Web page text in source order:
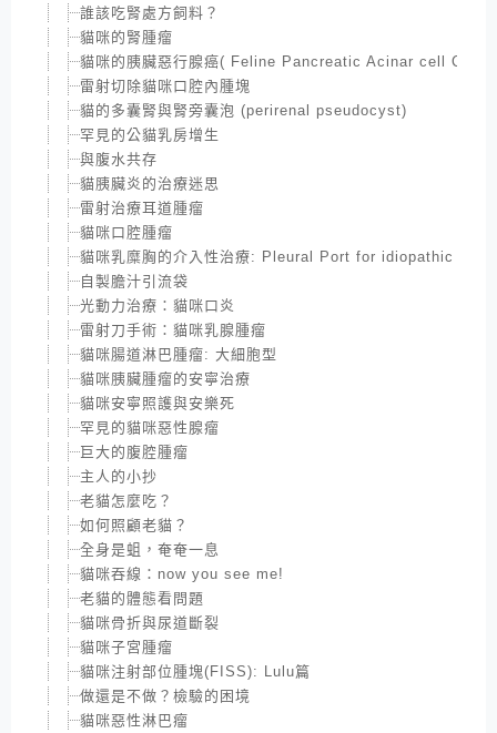
誰該吃腎處方飼料？
貓咪的腎腫瘤
貓咪的胰臟惡行腺癌( Feline Pancreatic Acinar cell
雷射切除貓咪口腔內腫塊
貓的多囊腎與腎旁囊泡 (perirenal pseudocyst)
罕見的公貓乳房增生
與腹水共存
貓胰臟炎的治療迷思
雷射治療耳道腫瘤
貓咪口腔腫瘤
貓咪乳糜胸的介入性治療: Pleural Port for idiopathic
自製膽汁引流袋
光動力治療：貓咪口炎
雷射刀手術：貓咪乳腺腫瘤
貓咪腸道淋巴腫瘤: 大細胞型
貓咪胰臟腫瘤的安寧治療
貓咪安寧照護與安樂死
罕見的貓咪惡性腺瘤
巨大的腹腔腫瘤
主人的小抄
老貓怎麼吃？
如何照顧老貓？
全身是蛆，奄奄一息
貓咪吞線：now you see me!
老貓的體態看問題
貓咪骨折與尿道斷裂
貓咪子宮腫瘤
貓咪注射部位腫塊(FISS): Lulu篇
做還是不做？檢驗的困境
貓咪惡性淋巴瘤